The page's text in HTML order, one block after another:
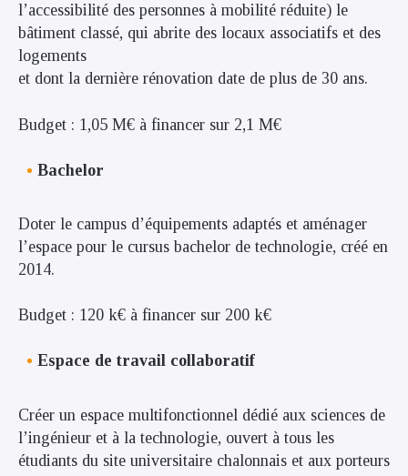
l’accessibilité des personnes à mobilité réduite) le
bâtiment classé, qui abrite des locaux associatifs et des
logements
et dont la dernière rénovation date de plus de 30 ans.
Budget : 1,05 M€ à financer sur 2,1 M€
Bachelor
Doter le campus d’équipements adaptés et aménager
l’espace pour le cursus bachelor de technologie, créé en
2014.
Budget : 120 k€ à financer sur 200 k€
Espace de travail collaboratif
Créer un espace multifonctionnel dédié aux sciences de
l’ingénieur et à la technologie, ouvert à tous les
étudiants du site universitaire chalonnais et aux porteurs